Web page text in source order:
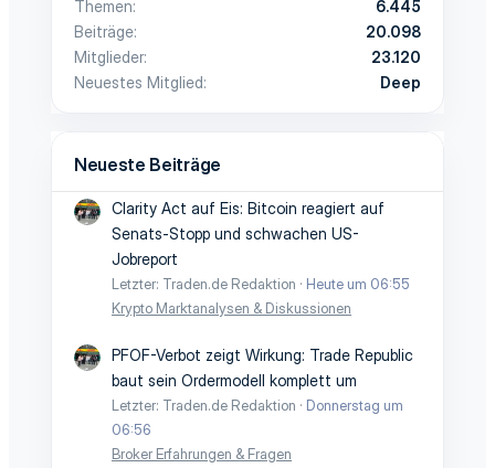
Themen
6.445
Beiträge
20.098
Mitglieder
23.120
Neuestes Mitglied
Deep
Neueste Beiträge
Clarity Act auf Eis: Bitcoin reagiert auf
Senats-Stopp und schwachen US-
Jobreport
Letzter: Traden.de Redaktion
Heute um 06:55
Krypto Marktanalysen & Diskussionen
PFOF-Verbot zeigt Wirkung: Trade Republic
baut sein Ordermodell komplett um
Letzter: Traden.de Redaktion
Donnerstag um
06:56
Broker Erfahrungen & Fragen